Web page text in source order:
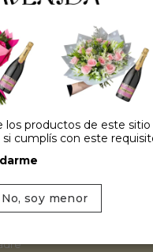
los productos de este
cumplís con este